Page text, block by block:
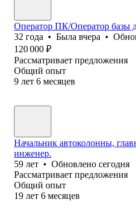
Оператор ПК/Оператор базы
32 года • Была вчера •
120 000 ₽
Рассматривает предложения
Общий опыт
9 лет 6 месяцев
Начальник автоколонны,
инженер.
59 лет • Обновлено сегодня
Рассматривает предложения
Общий опыт
19 лет 6 месяцев